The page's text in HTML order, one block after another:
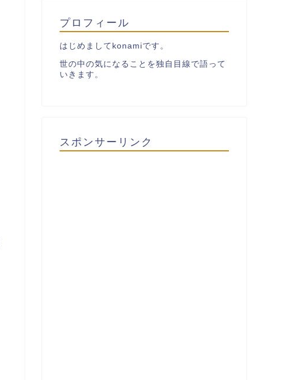
プロフィール
はじめましてkonamiです。
世の中の気になることを独自目線で語って
いきます。
スポンサーリンク